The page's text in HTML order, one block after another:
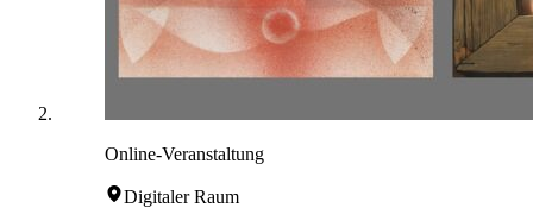
Online-Veranstaltung
Digitaler Raum